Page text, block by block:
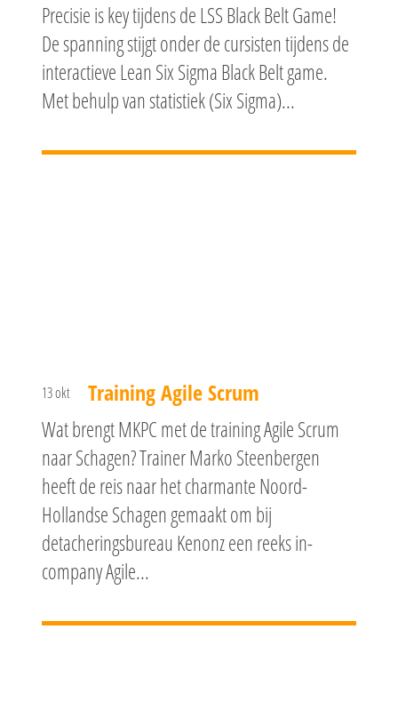
Precisie is key tijdens de LSS Black Belt Game!
De spanning stijgt onder de cursisten tijdens de
interactieve Lean Six Sigma Black Belt game.
Met behulp van statistiek (Six Sigma)...
13 okt Training Agile Scrum
Wat brengt MKPC met de training Agile Scrum
naar Schagen? Trainer Marko Steenbergen
heeft de reis naar het charmante Noord-
Hollandse Schagen gemaakt om bij
detacheringsbureau Kenonz een reeks in-
company Agile...